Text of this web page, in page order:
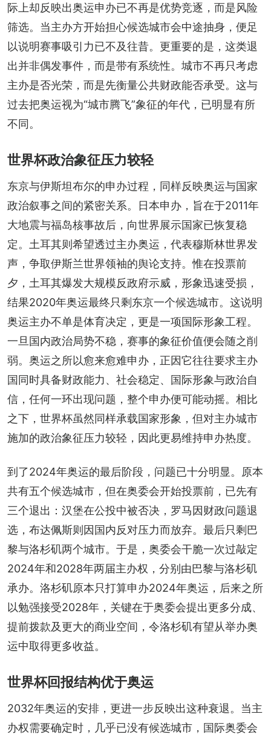
际上却反映出奥运申办已不再是优势竞逐，而是风险
筛选。当主办方开始担心候选城市会中途抽身，便足
以说明赛事吸引力已不及往昔。更重要的是，这类退
出并非偶发事件，而是带有系统性。城市不再只考虑
主办是否光荣，而是先衡量公共财政能否承受。这与
过去把奥运视为“城市腾飞”象征的年代，已明显有所
不同。
世界杯政治象征压力较轻
东京与伊斯坦布尔的申办过程，同样反映奥运与国家
政治叙事之间的紧密关系。日本申办，旨在于2011年
大地震与福岛核事故后，向世界展示国家已恢复稳
定。土耳其则希望透过主办奥运，代表穆斯林世界发
声，争取伊斯兰世界领袖的舆论支持。惟在投票前
夕，土耳其爆发大规模反政府示威，形象迅速受损，
结果2020年奥运最终只剩东京一个候选城市。这说明
奥运主办不单是体育决定，更是一项国际形象工程。
一旦国内政治局势不稳，赛事的象征价值便会随之削
弱。奥运之所以愈来愈难申办，正因它往往要求主办
国同时具备财政能力、社会稳定、国际形象与政治自
信，任何一环出现问题，整个申办便可能动摇。相比
之下，世界杯虽然同样承载国家形象，但对主办城市
施加的政治象征压力较轻，因此更易维持申办热度。
到了2024年奥运的最后阶段，问题已十分明显。原本
共有五个候选城市，但在奥委会开始投票前，已先有
三个退出：汉堡在公投中被否决，罗马因财政问题退
选，布达佩斯则因国内反对压力而放弃。最后只剩巴
黎与洛杉矶两个城市。于是，奥委会干脆一次过敲定
2024年和2028年两届主办权，分别由巴黎与洛杉矶
承办。洛杉矶原本只打算申办2024年奥运，后来之所
以勉强接受2028年，关键在于奥委会提出更多分成、
提前拨款及更大的商业空间，令洛杉矶有望从举办奥
运中取得更多收益。
世界杯回报结构优于奥运
2032年奥运的安排，更进一步反映出这种衰退。当主
办权需要确定时，几乎已没有候选城市，国际奥委会